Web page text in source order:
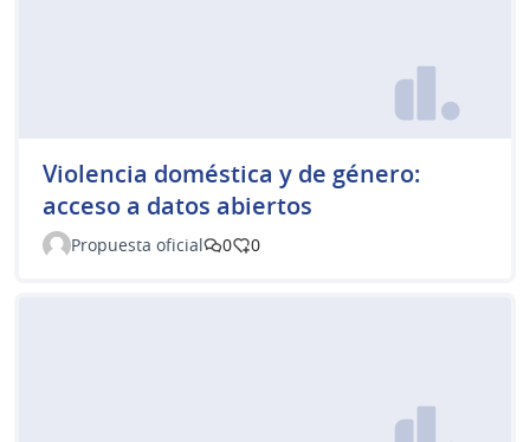
Violencia doméstica y de género:
acceso a datos abiertos
Propuesta oficial 0 0